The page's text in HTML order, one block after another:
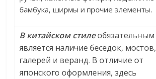
бамбука, ширмы и прочие элементы.
В китайском стилеобязательным
является наличие беседок, мостов,
галерей и веранд. В отличие от
японского оформления, здесь